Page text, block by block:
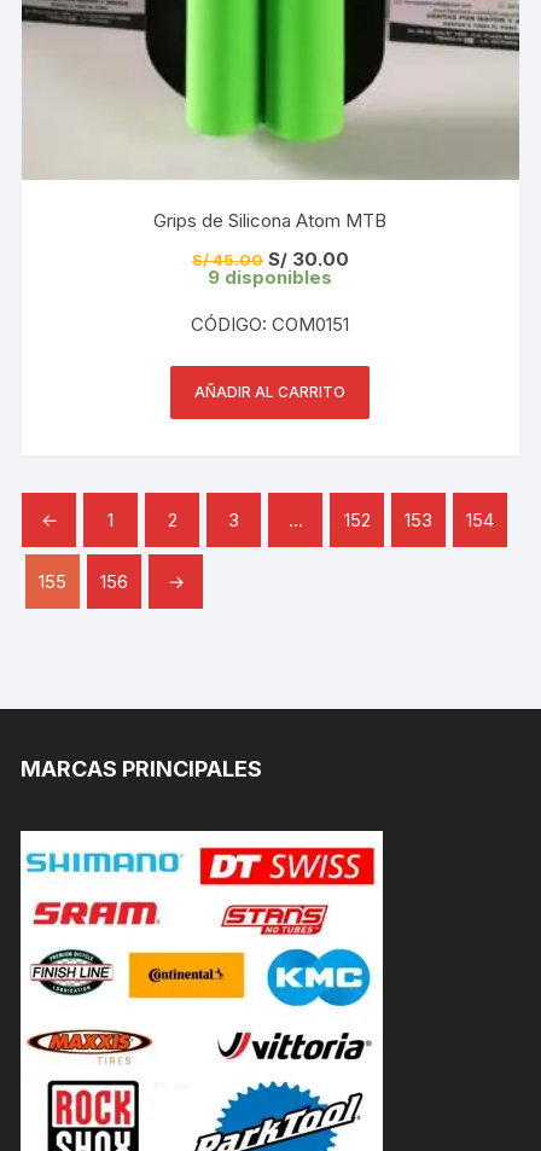
Grips de Silicona Atom MTB
S/45.00 El
precio
era:
S/ 45.00.
S/30.00El
es:
S/ 30.00.
9 disponibles
CÓDIGO: COM0151
AÑADIR AL CARRITO
← 1 2 3 … 152 153 154
155 156 →
MARCAS PRINCIPALES